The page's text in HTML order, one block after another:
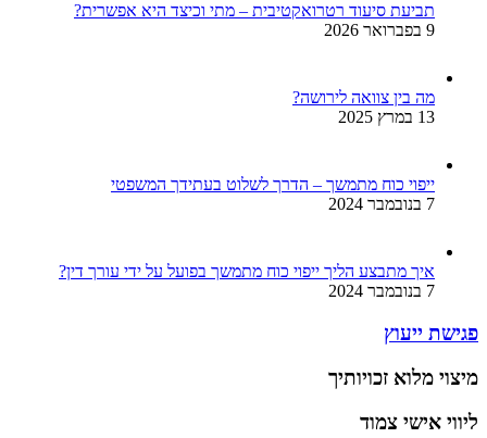
תביעת סיעוד רטרואקטיבית – מתי וכיצד היא אפשרית?
9 בפברואר 2026
מה בין צוואה לירושה?
13 במרץ 2025
ייפוי כוח מתמשך – הדרך לשלוט בעתידך המשפטי
7 בנובמבר 2024
איך מתבצע הליך ייפוי כוח מתמשך בפועל על ידי עורך דין?
7 בנובמבר 2024
פגישת ייעוץ
מיצוי מלוא זכויותיך
ליווי אישי צמוד